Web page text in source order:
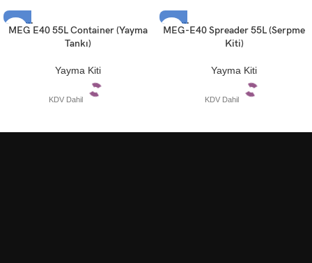
TÜKEN
DI
MEG E40 55L Container (Yayma
Tankı)
Yayma Kiti
KDV Dahil
TÜKEN
DI
MEG-E40 Spreader 55L (Serpme
Kiti)
Yayma Kiti
KDV Dahil